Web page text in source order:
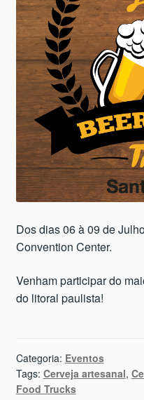
Dos dias 06 à 09 de
Convention Center.
Venham participar do
do litoral paulista!
Categoria: Eventos
Tags: Cerveja artesanal,
Food Trucks